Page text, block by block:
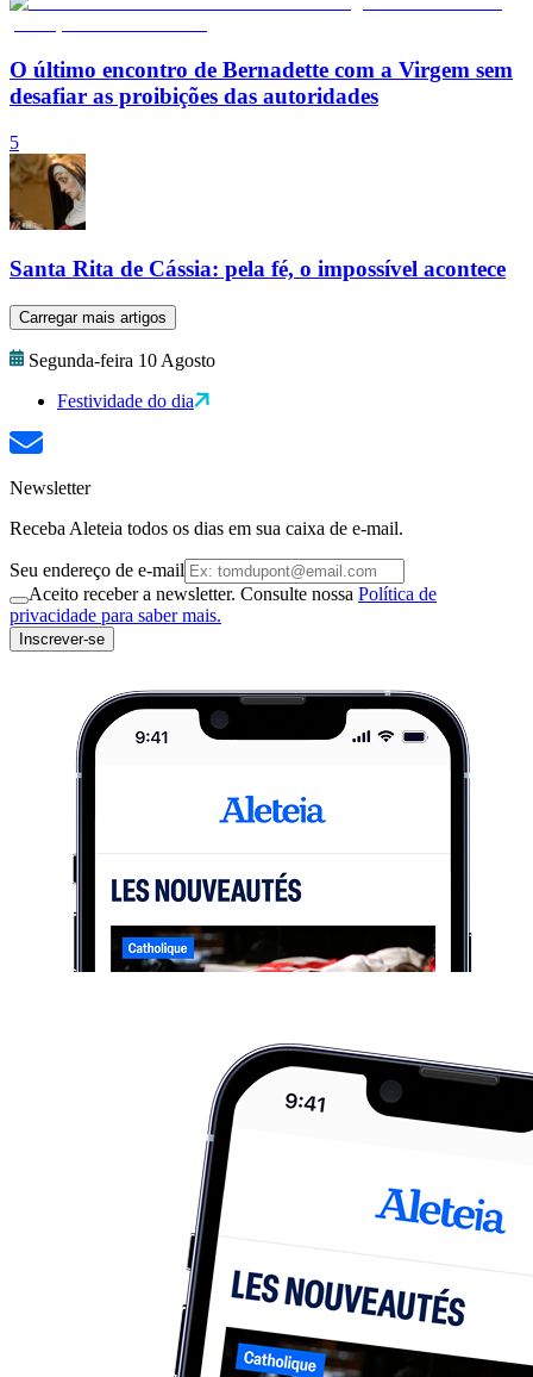
O último encontro de Bernadette com a Virgem sem
desafiar as proibições das autoridades
5
Santa Rita de Cássia: pela fé, o impossível acontece
Carregar mais artigos
Segunda-feira 10 Agosto
Festividade do dia
Newsletter
Receba Aleteia todos os dias em sua caixa de e-mail.
Seu endereço de e-mail
Aceito receber a newsletter. Consulte nossa Política de
privacidade para saber mais.
Inscrever-se